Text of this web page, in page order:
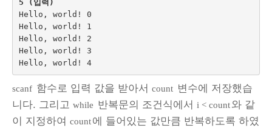
5 (입력)
Hello, world! 0
Hello, world! 1
Hello, world! 2
Hello, world! 3
Hello, world! 4
scanf 함수로 입력 값을 받아서 count 변수에 저장했습
니다. 그리고 while 반복문의 조건식에서 i < count와 같
이 지정하여 count에 들어있는 값만큼 반복하도록 하였